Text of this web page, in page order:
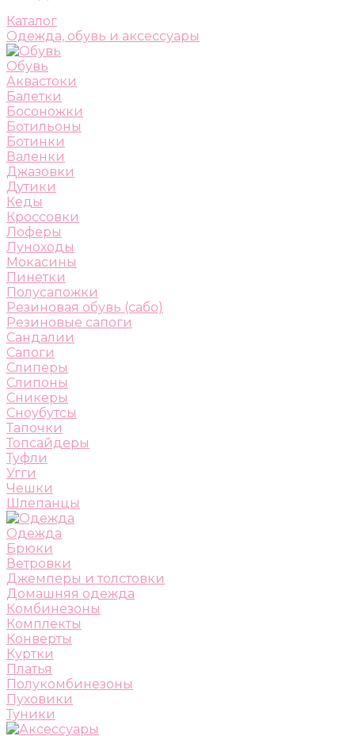
Каталог
Одежда, обувь и аксессуары
Обувь
Аквастоки
Балетки
Босоножки
Ботильоны
Ботинки
Валенки
Джазовки
Дутики
Кеды
Кроссовки
Лоферы
Луноходы
Мокасины
Пинетки
Полусапожки
Резиновая обувь (сабо)
Резиновые сапоги
Сандалии
Сапоги
Слиперы
Слипоны
Сникеры
Сноубутсы
Тапочки
Топсайдеры
Туфли
Угги
Чешки
Шлепанцы
Одежда
Брюки
Ветровки
Джемперы и толстовки
Домашняя одежда
Комбинезоны
Комплекты
Конверты
Куртки
Платья
Полукомбинезоны
Пуховики
Туники